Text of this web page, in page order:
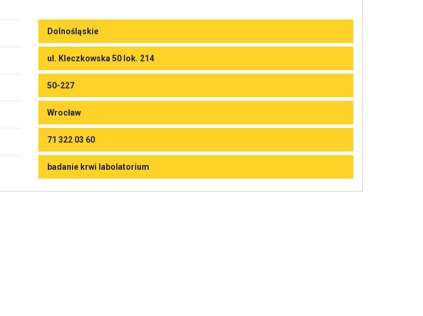
Dolnośląskie
ul. Kleczkowska 50 lok. 214
50-227
Wrocław
71 322 03 60
badanie krwi labolatorium